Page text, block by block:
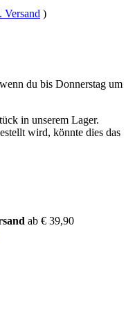
Versand )
du bis Donnerstag um
in unserem Lager.
wird, könnte dies das
ab € 39,90